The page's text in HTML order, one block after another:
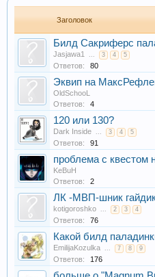
Заголовок
Билд Сакриферс
Jasjawa1 ... 3 4 5
Ответов: 80
Эквип на
OldSchooL
Ответов:
4
120 или 130?
Dark Inside ... 3 4 5
Ответов: 91
проблема с квестом
KeBuH
Ответов:
2
ЛК -МВП-шник
kotigoroshko ... 2 3 4
Ответов: 76
Какой билд
EmilijaKozulka ... 7 8 9
Ответов: 176